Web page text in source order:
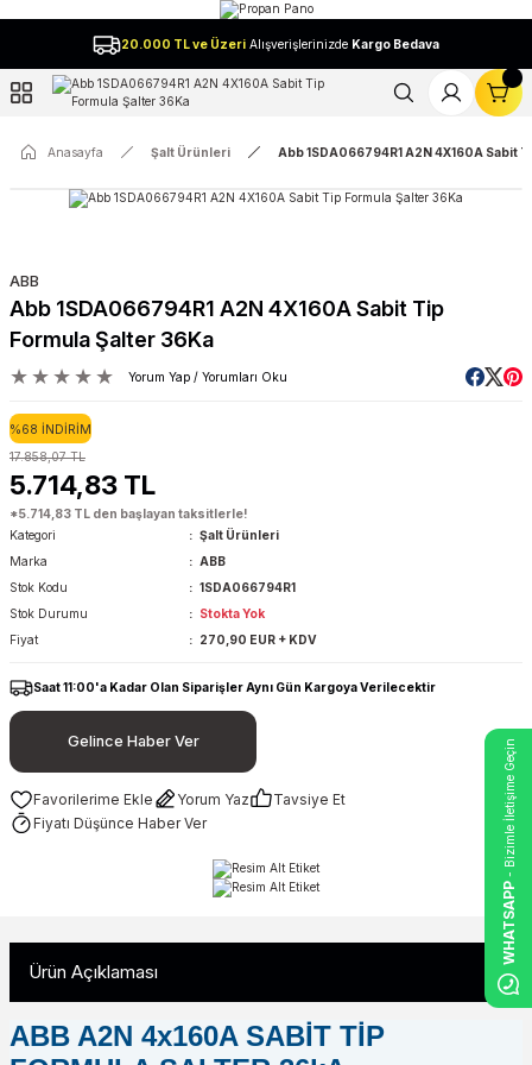
20.000 TL ve Üzeri Alışverişlerinizde Kargo Bedava
Anasayfa Şalt Ürünleri Abb 1SDA066794R1 A2N 4X160A Sabit
ABB
Abb 1SDA066794R1 A2N 4X160A Sabit Tip
Formula Şalter 36Ka
Yorum Yap / Yorumları Oku
%68 İNDİRİM
17.858,07 TL
5.714,83 TL
*5.714,83 TL den başlayan taksitlerle!
Kategori
Şalt Ürünleri
Marka
ABB
Stok Kodu
1SDA066794R1
Stok Durumu
Stokta Yok
Fiyat
270,90 EUR + KDV
Saat 11:00'a Kadar Olan Siparişler Aynı Gün Kargoya Verilecektir
Gelince Haber Ver
Yorum Yaz
Tavsiye Et
Fiyatı Düşünce Haber Ver
Ürün Açıklaması
ABB A2N 4x160A SABİT TİP
WHATSAPP
- Bizimle İletişime Geçin